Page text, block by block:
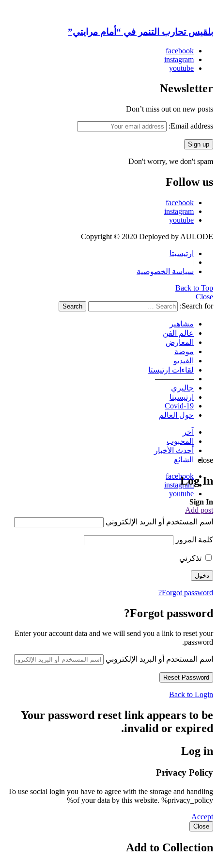
بلقيس تحارب التنمر في “أمام مرايتي”
facebook
instagram
youtube
Newsletter
Don’t miss out on new posts
Email address:
Don't worry, we don't spam
Follow us
facebook
instagram
youtube
Copyright © 2020 Deployed by AULODE
ارتيسيتا
|
سياسة الخصوصية
Back to Top
Close
Search for:
Search
مشاهير
عالم الفن
المعارض
موضة
الفيديو
لقاءات ارتيستا
—————
جاليري
ارتيسيتا
Covid-19
حول العالم
آخر
المحبوب
أحدث الأخبار
الشائع
facebook
instagram
youtube
Add post
close
Log In
Sign In
اسم المستخدم أو البريد الإلكتروني
كلمة المرور
تذكرني
Forgot password?
Forgot password?
Enter your account data and we will send you a link to reset your
password.
اسم المستخدم أو البريد الإلكتروني
Back to Login
Your password reset link appears to be
invalid or expired.
Log in
Privacy Policy
To use social login you have to agree with the storage and handling
of your data by this website. %privacy_policy%
Accept
Close
Add to Collection